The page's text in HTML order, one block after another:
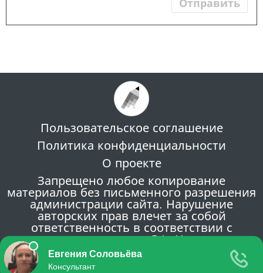
Пользовательское соглашение
Политика конфиденциальности
О проекте
Запрещено любое копирование
материалов без письменного разрешения
администрации сайта. Нарушение
авторских прав влечет за собой
ответственность в соответствии с
законодательством РФ. Написать
администрации сайта: info@molodaja-